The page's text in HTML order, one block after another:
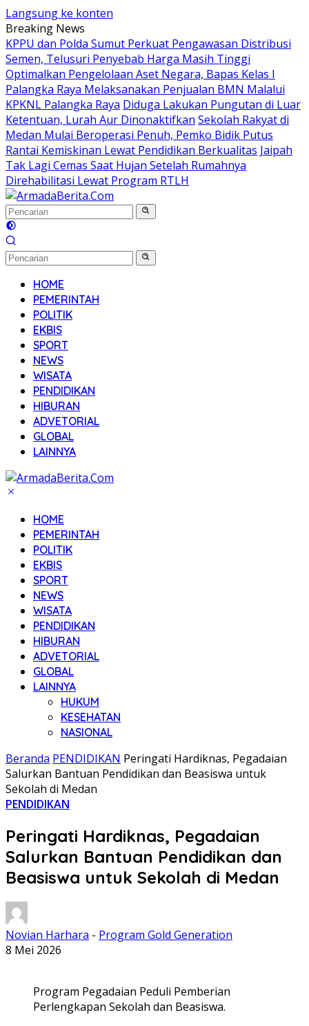
Langsung ke konten
Breaking News
KPPU dan Polda Sumut Perkuat Pengawasan Distribusi
Semen, Telusuri Penyebab Harga Masih Tinggi
Optimalkan Pengelolaan Aset Negara, Bapas Kelas I
Palangka Raya Melaksanakan Penjualan BMN Malalui
KPKNL Palangka Raya Diduga Lakukan Pungutan di Luar
Ketentuan, Lurah Aur Dinonaktifkan Sekolah Rakyat di
Medan Mulai Beroperasi Penuh, Pemko Bidik Putus
Rantai Kemiskinan Lewat Pendidikan Berkualitas Jaipah
Tak Lagi Cemas Saat Hujan Setelah Rumahnya
Direhabilitasi Lewat Program RTLH
HOME
PEMERINTAH
POLITIK
EKBIS
SPORT
NEWS
WISATA
PENDIDIKAN
HIBURAN
ADVETORIAL
GLOBAL
LAINNYA
HOME
PEMERINTAH
POLITIK
EKBIS
SPORT
NEWS
WISATA
PENDIDIKAN
HIBURAN
ADVETORIAL
GLOBAL
LAINNYA
HUKUM
KESEHATAN
NASIONAL
Beranda PENDIDIKAN Peringati Hardiknas, Pegadaian
Salurkan Bantuan Pendidikan dan Beasiswa untuk
Sekolah di Medan
PENDIDIKAN
Peringati Hardiknas, Pegadaian
Salurkan Bantuan Pendidikan dan
Beasiswa untuk Sekolah di Medan
Novian Harhara - Program Gold Generation
8 Mei 2026
Program Pegadaian Peduli Pemberian
Perlengkapan Sekolah dan Beasiswa.